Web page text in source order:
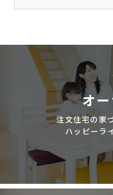
オ
注文住宅の家
ハッピーラ